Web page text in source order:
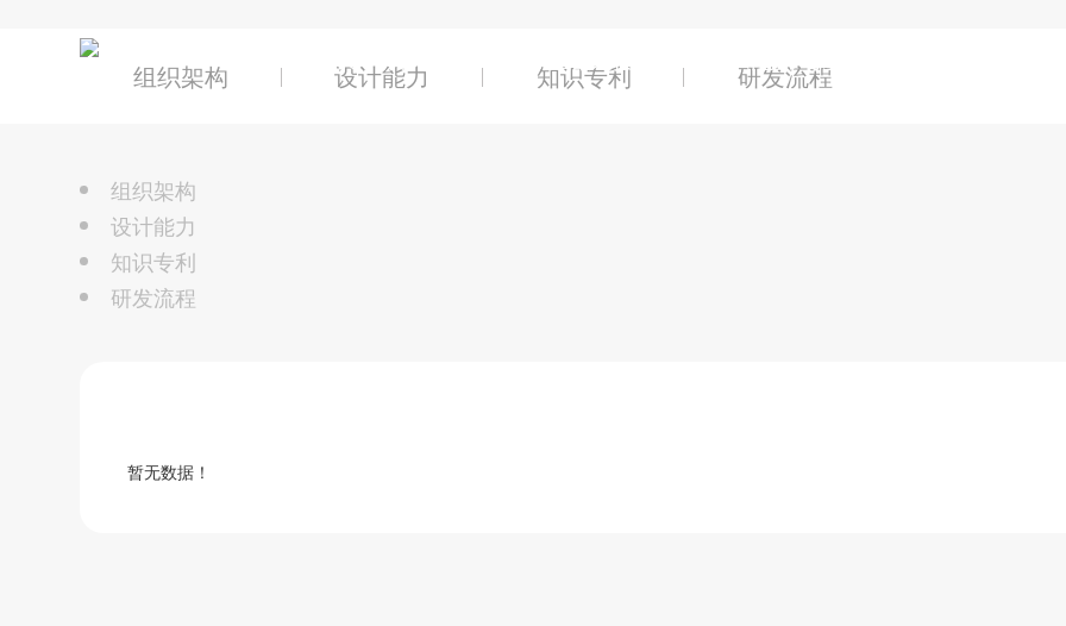
关于辰奕 产品及服务 能力与发展
组织架构 设计能力 知识专利 研发流程
组织架构
设计能力
知识专利
研发流程
暂无数据！